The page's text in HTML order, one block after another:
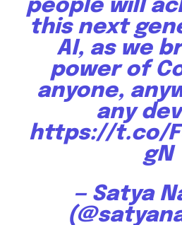
people will
this next
AI, as we
power of
anyone,
any
https://t.co/
gN
— Satya